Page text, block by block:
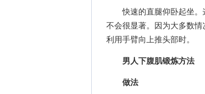
快速的直腿仰卧起坐。
不会很显著。因为大多数
利用手臂向上推头部时。
男人下腹肌锻炼方法
做法